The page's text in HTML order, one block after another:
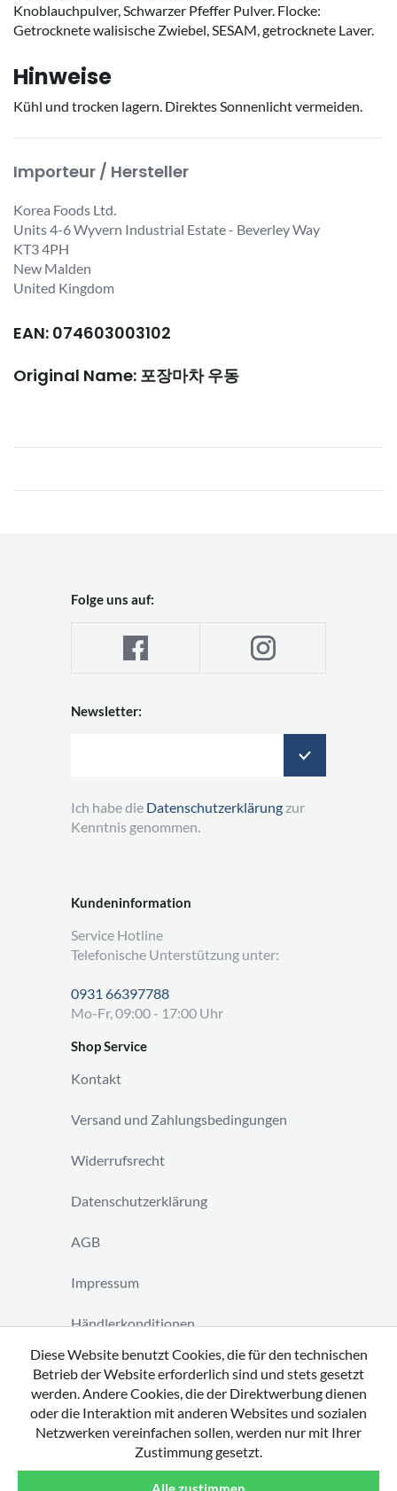
Knoblauchpulver, Schwarzer Pfeffer Pulver. Flocke:
Getrocknete walisische Zwiebel, SESAM, getrocknete Laver.
Hinweise
Kühl und trocken lagern. Direktes Sonnenlicht vermeiden.
Importeur / Hersteller
Korea Foods Ltd.
Units 4-6 Wyvern Industrial Estate - Beverley Way
KT3 4PH
New Malden
United Kingdom
EAN: 074603003102
Original Name: 포장마차 우동
Kundeninformation
Service Hotline
Telefonische Unterstützung unter:
0931 66397788
Mo-Fr, 09:00 - 17:00 Uhr
Shop Service
Kontakt
Versand und Zahlungsbedingungen
Widerrufsrecht
Datenschutzerklärung
AGB
Impressum
Händlerkonditionen
Vertrag widerrufen
Folge uns auf:
Newsletter:
Ich habe die Datenschutzerklärung zur
Kenntnis genommen.
Diese Website benutzt Cookies, die für den technischen
Betrieb der Website erforderlich sind und stets gesetzt
werden. Andere Cookies, die der Direktwerbung dienen
oder die Interaktion mit anderen Websites und sozialen
Netzwerken vereinfachen sollen, werden nur mit Ihrer
Zustimmung gesetzt.